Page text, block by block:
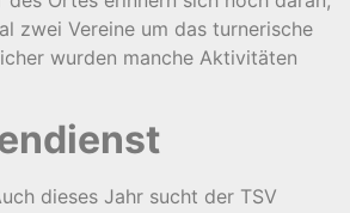
zwei Vereine um das turnerische
wurden manche Aktivitäten
dieses Jahr sucht der TSV